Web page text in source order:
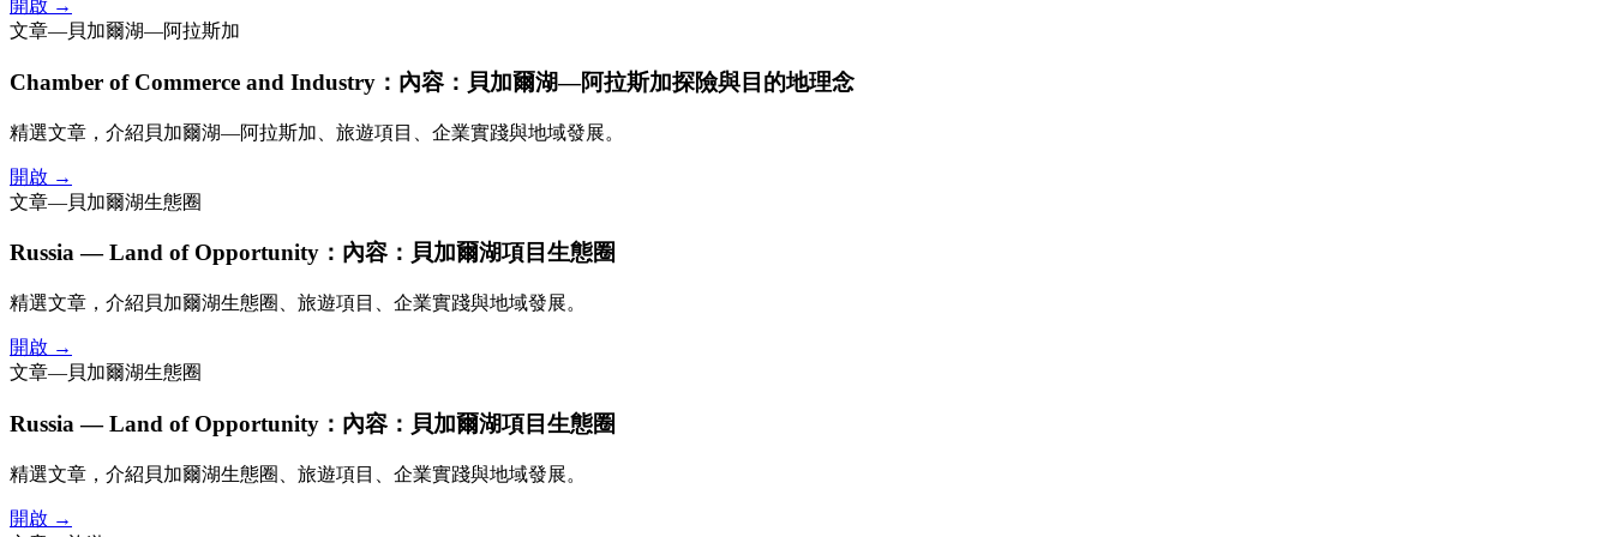
開啟 →
文章—貝加爾湖—阿拉斯加
Chamber of Commerce and Industry：內容：貝加爾湖—阿拉斯加探險與目的地理念
精選文章，介紹貝加爾湖—阿拉斯加、旅遊項目、企業實踐與地域發展。
開啟 →
文章—貝加爾湖生態圈
Russia — Land of Opportunity：內容：貝加爾湖項目生態圈
精選文章，介紹貝加爾湖生態圈、旅遊項目、企業實踐與地域發展。
開啟 →
文章—貝加爾湖生態圈
Russia — Land of Opportunity：內容：貝加爾湖項目生態圈
精選文章，介紹貝加爾湖生態圈、旅遊項目、企業實踐與地域發展。
開啟 →